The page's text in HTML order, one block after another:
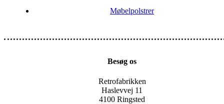
Møbelpolstrer
Besøg os
Retrofabrikken
Haslevvej 11
4100 Ringsted